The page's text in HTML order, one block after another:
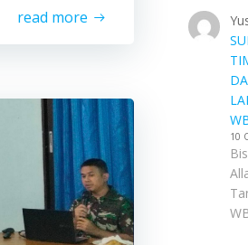
read more
10